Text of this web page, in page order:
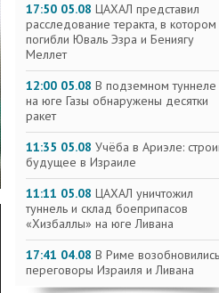
17:50 05.08 ЦАХАЛ представил
расследование теракта, в котором
погибли Юваль Эзра и Бениягу
Меллет
12:00 05.08 В подземном туннеле
на юге Газы обнаружены десятки
ракет
11:35 05.08 Учёба в Ариэле:
будущее в Израиле
11:11 05.08 ЦАХАЛ уничтожил
туннель и склад боеприпасов
«Хизбаллы» на юге Ливана
17:41 04.08 В Риме возобновились
переговоры Израиля и Ливана